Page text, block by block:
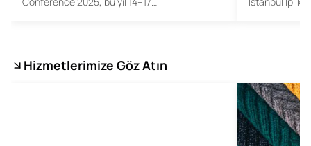
Hizmetlerimize Göz Atın